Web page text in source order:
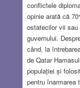
conflictele
opinie arată că
ostatecilor vii
guvernului.
când, la
de Qatar
populației și
pentru înarmarea